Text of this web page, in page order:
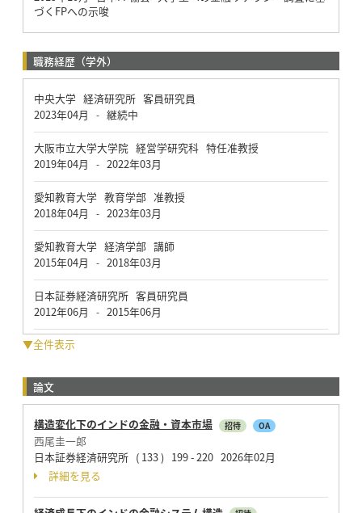
づくFPへの示唆
職務経歴（学外）
中央大学 経済研究所 客員研究員
2023年04月
- 継続中
大阪市立大学大学院 経営学研究科 特任准教授
2019年04月
- 2022年03月
愛知教育大学 教育学部 准教授
2018年04月
- 2023年03月
愛知教育大学 経済学部 講師
2015年04月
- 2018年03月
日本証券経済研究所 客員研究員
2012年06月
- 2015年06月
▼全件表示
論文
構造変化下のインドの金融・資本市場 招待 OA
西尾圭一郎
日本証券経済研究所 ( 133 ) 199 - 220 2026年02月
詳細を見る